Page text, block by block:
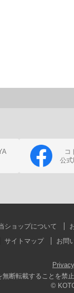
コ
公
ショップについて
サイトマップ お問
断転載することを禁止
©